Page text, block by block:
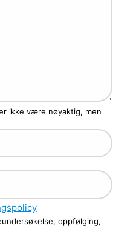
ikke være nøyaktig, men
oppfølging,